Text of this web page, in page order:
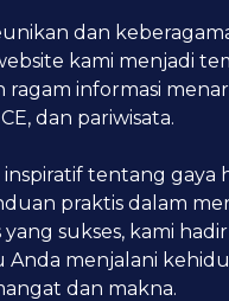
dan
kami menjadi
ragam informasi
dan pariwisata.
inspiratif tentang gaya
praktis dalam
yang sukses, kami
Anda menjalani
dan makna.